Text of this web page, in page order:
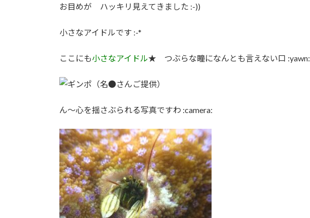
お目めが ハッキリ見えてきました :-))
小さなアイドルです :-*
ここにも小さなアイドル★ つぶらな瞳になんとも言えない口 :yawn:
（名●さんご提供）
ん～心を揺さぶられる写真ですわ :camera: